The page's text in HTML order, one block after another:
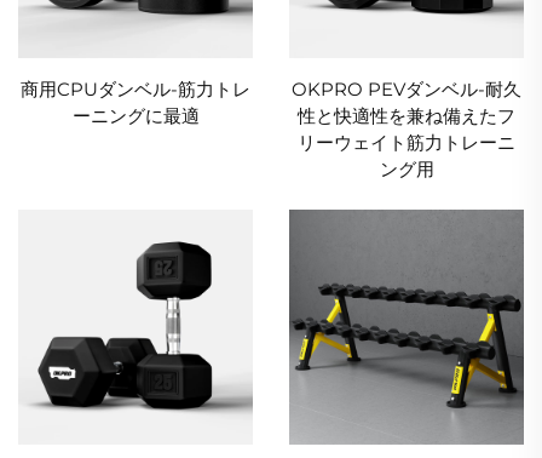
商用CPUダンベル-筋力トレ
ーニングに最適
OKPRO PEVダンベル-耐久
性と快適性を兼ね備えたフ
リーウェイト筋力トレーニ
ング用